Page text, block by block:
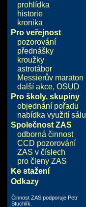
prohlídka
historie
kronika
Pro veřejnost
pozorování
přednášky
kroužky
astrotábor
Messierův maraton
další akce, OSUD
Pro školy, skupiny
objednání pořadu
nabídka využití sálu
Společnost ZAS
odborná činnost
CCD pozorování
ZAS v číslech
pro členy ZAS
Ke stažení
Odkazy
Činnost ZAS podporuje Petr
Stuchlík.